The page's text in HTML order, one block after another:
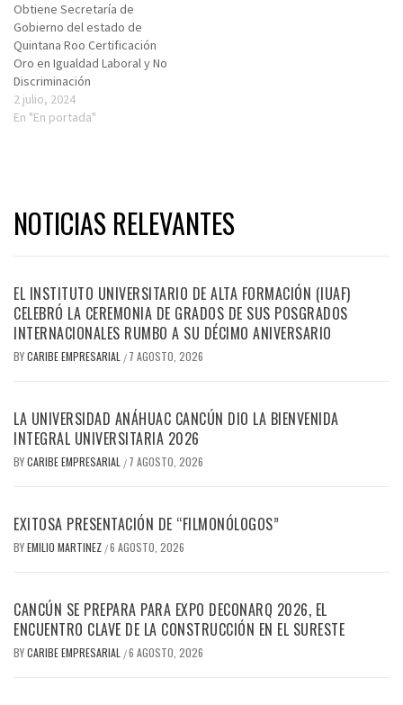
Obtiene Secretaría de
Gobierno del estado de
Quintana Roo Certificación
Oro en Igualdad Laboral y No
Discriminación
2 julio, 2024
En "En portada"
NOTICIAS RELEVANTES
EL INSTITUTO UNIVERSITARIO DE ALTA FORMACIÓN (IUAF)
CELEBRÓ LA CEREMONIA DE GRADOS DE SUS POSGRADOS
INTERNACIONALES RUMBO A SU DÉCIMO ANIVERSARIO
BYCARIBE EMPRESARIAL / 7 AGOSTO, 2026
LA UNIVERSIDAD ANÁHUAC CANCÚN DIO LA BIENVENIDA
INTEGRAL UNIVERSITARIA 2026
BYCARIBE EMPRESARIAL / 7 AGOSTO, 2026
EXITOSA PRESENTACIÓN DE “FILMONÓLOGOS”
BYEMILIO MARTINEZ /6 AGOSTO, 2026
CANCÚN SE PREPARA PARA EXPO DECONARQ 2026, EL
ENCUENTRO CLAVE DE LA CONSTRUCCIÓN EN EL SURESTE
BYCARIBE EMPRESARIAL /6 AGOSTO, 2026